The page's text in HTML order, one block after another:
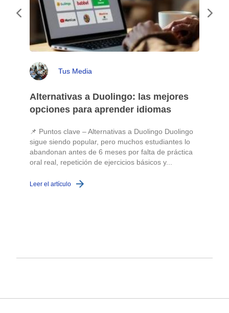
Tus Media
Alternativas a Duolingo: las mejores
opciones para aprender idiomas
📌 Puntos clave – Alternativas a Duolingo Duolingo
sigue siendo popular, pero muchos estudiantes lo
abandonan antes de 6 meses por falta de práctica
oral real, repetición de ejercicios básicos y...
Leer el artículo